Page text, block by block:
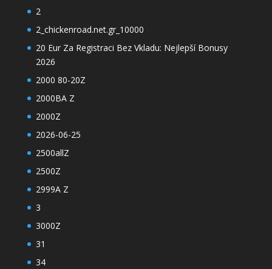
2
2_chickenroad.net.gr_10000
20 Eur Za Registraci Bez Vkladu: Nejlepší Bonusy
2026
2000 80-20Z
2000BA Z
2000Z
2026-06-25
2500allZ
2500Z
2999A Z
3
3000Z
31
34